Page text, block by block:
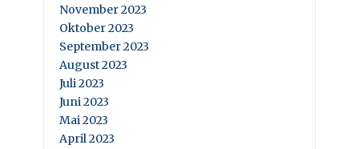
November 2023
Oktober 2023
September 2023
August 2023
Juli 2023
Juni 2023
Mai 2023
April 2023